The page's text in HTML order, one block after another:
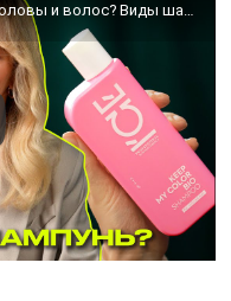
Как выбрать шампунь по типу кожи головы и волос? Виды шампуней | Что? Куда? Зачем?